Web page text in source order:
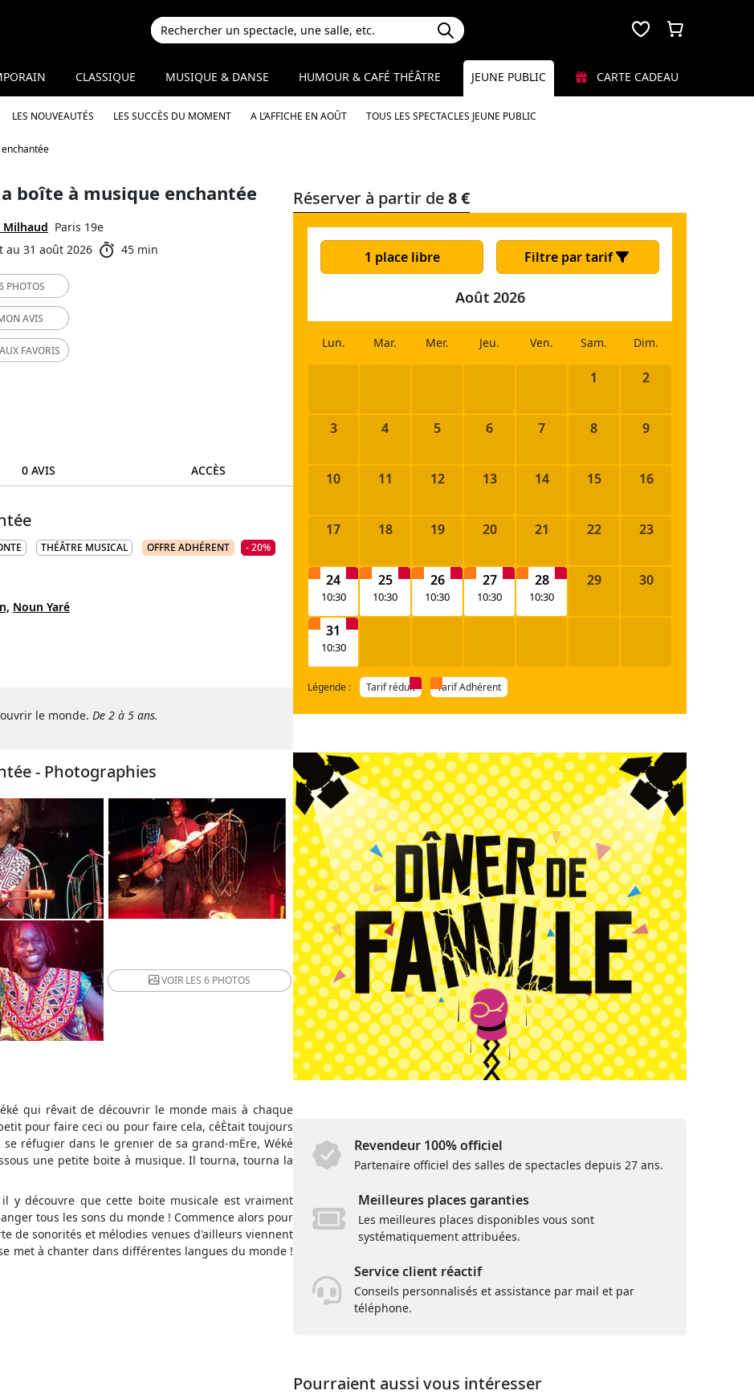
CLASSIQUE MUSIQUE & DANSE HUMOUR & CAFÉ THÉÂTRE JEUNE PUBLIC
LES NOUVEAUTÉS LES SUCCÈS DU MOMENT A L’AFFICHE EN AOÛT TOUS LES SPECTACLES JEUNE PUBLIC
CARTE CADEAU
boîte à musique enchantée
Milhaud Paris 19e
au 31 août 2026
45 min
PHOTOS
AVIS
FAVORIS
0 AVIS ACCÈS
THÉÂTRE MUSICAL OFFRE ADHÉRENT
- 20%
Noun Yaré
le monde. De 2 à 5 ans.
- Photographies
VOIR LES6 PHOTOS
qui rêvait de découvrir le monde mais à chaque
pour faire ceci ou pour faire cela, céÈtait toujours
réfugier dans le grenier de sa grand-mËre, Wéké
une petite boite à musique. Il tourna, tourna la
y découvre que cette boite musicale est vraiment
tous les sons du monde ! Commence alors pour
de sonorités et mélodies venues d'ailleurs viennent
met à chanter dans différentes langues du monde !
Réserver à partir de8 €
1 place libre Filtre par tarif
Août 2026
Lun. Mar. Mer. Jeu. Ven. Sam. Dim.
1 2
3 4 5 6 7 8 9
10 11 12 13 14 15 16
17 18 19 20 21 22 23
24
10:30
25
10:30
26
10:30
27
10:30
28
10:30
29 30
31
10:30
Légende : Tarif réduit Tarif Adhérent
Revendeur 100% officiel
Partenaire officiel des salles de spectacles depuis 27 ans.
Meilleures places garanties
Les meilleures places disponibles vous sont
systématiquement attribuées.
Service client réactif
Conseils personnalisés et assistance par mail et par
téléphone.
Pourraient aussi vous intéresser